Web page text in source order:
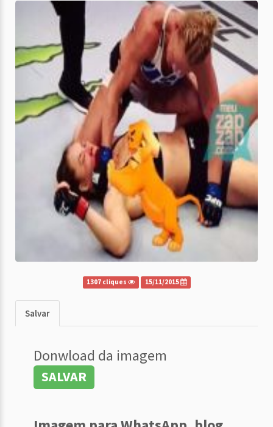
1307 cliques 15/11/2015
Salvar
Donwload da imagem
SALVAR